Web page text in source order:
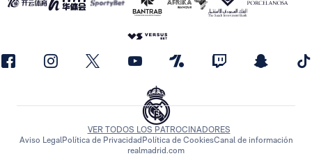
VER TODOS LOS PATROCINADORES
Aviso LegalPolítica de Privacidad Política de CookiesCanal de información
realmadrid.com